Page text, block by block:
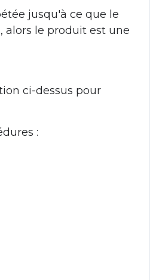
jusqu'à ce que le
, alors le produit est une
ci-dessus pour
: